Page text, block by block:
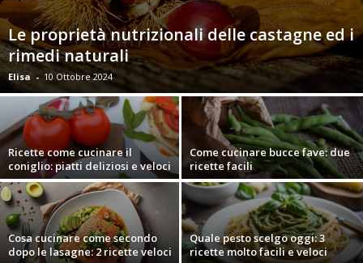
Le proprietà nutrizionali delle castagne ed i
rimedi naturali
Elisa - 10 Ottobre 2024
Ricette come cucinare il
coniglio: piatti deliziosi e veloci
Come cucinare bucce fave: due
ricette facili
Cosa cucinare come secondo
dopo le lasagne: 2 ricette veloci
Quale pesto scelgo oggi: 3
ricette molto facili e veloci